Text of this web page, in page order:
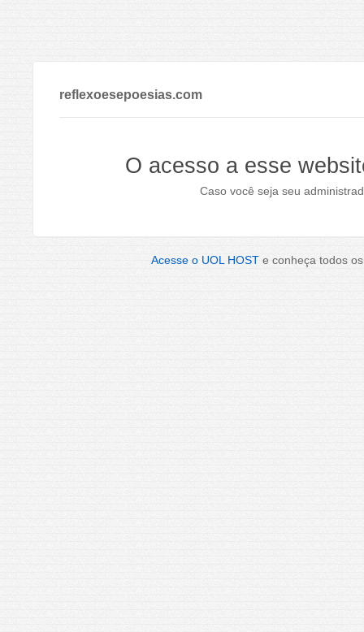
reflexoesepoesias.com
O acesso a esse
Caso você seja seu
Acesse o UOL HOST e conheça todos